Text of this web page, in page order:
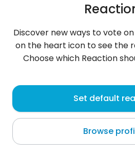
Marcin
Ełk
Jeśli zachowujesz się jak
na tym portalu piszę do ciebie
Discover new ways to vote
on the heart icon to see the
Choose which Reaction
Set default
Browse